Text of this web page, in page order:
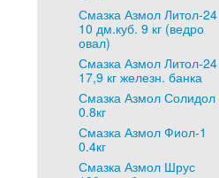
Смазка Азмол Литол-24
10 дм.куб. 9 кг (ведро
овал)
Смазка Азмол Литол-24
17,9 кг железн. банка
Смазка Азмол Солидол
0.8кг
Смазка Азмол Фиол-1
0.4кг
Смазка Азмол Шрус